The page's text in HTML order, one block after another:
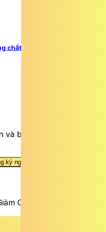
chất người mắc đái tháo
bài viết sức khỏe
ký ngay
Cân